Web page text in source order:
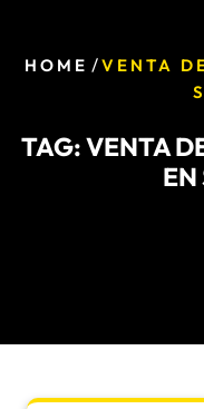
HOME /VENTA
TAG:VENTA